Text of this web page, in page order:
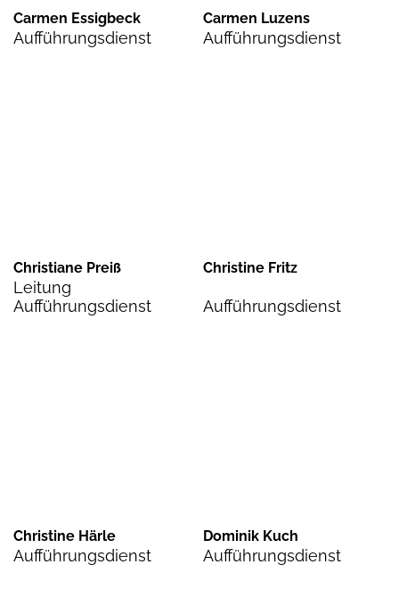
Aufführungsdienst
Carmen Essigbeck
Aufführungsdienst
Carmen Luzens
Leitung
Aufführungsdienst
Christiane Preiß
Aufführungsdienst
Christine Fritz
Aufführungsdienst
Christine Härle
Aufführungsdienst
Dominik Kuch